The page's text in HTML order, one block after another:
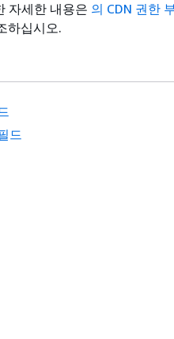
자세한 내용은 의 CDN 권한
하십시오.
드